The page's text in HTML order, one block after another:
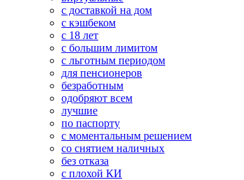
с доставкой на дом
с кэшбеком
с 18 лет
с большим лимитом
с льготным периодом
для пенсионеров
безработным
одобряют всем
лучшие
по паспорту
с моментальным решением
со снятием наличных
без отказа
с плохой КИ